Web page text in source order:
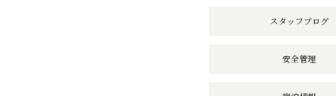
ク
スタッフブログ
安全管理